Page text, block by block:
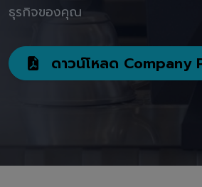
ธุรกิจของคุณ
ดาวน์โหลด Company